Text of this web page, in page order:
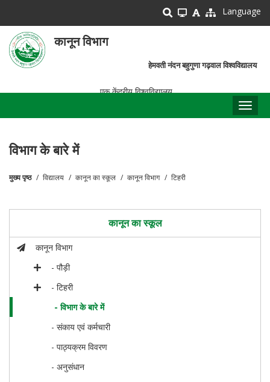
main
content
Language
कानून विभाग
हेमवती नंदन बहुगुणा गढ़वाल विश्वविद्यालय
एक केंद्रीय विश्वविद्यालय
विभाग के बारे में
मुख्य पृष्ठ विद्यालय कानून का स्कूल कानून विभाग टिहरी
कानून का स्कूल
कानून विभाग
- पौड़ी
- टिहरी
- विभाग के बारे में
- संकाय एवं कर्मचारी
- पाठ्यक्रम विवरण
- अनुसंधान